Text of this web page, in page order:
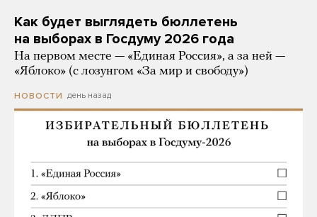
Как будет выглядеть бюллетень
на выборах в Госдуму 2026 года
На первом месте — «Единая Россия», а за ней —
«Яблоко» (с лозунгом «За мир и свободу»)
НОВОСТИ день назад